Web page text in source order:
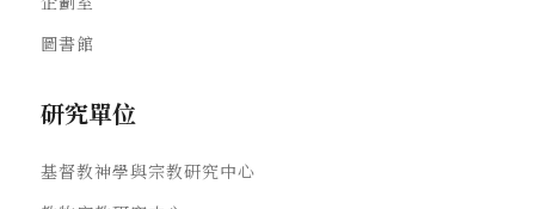
圖書館
研究單位
基督教神學與宗教研究中心